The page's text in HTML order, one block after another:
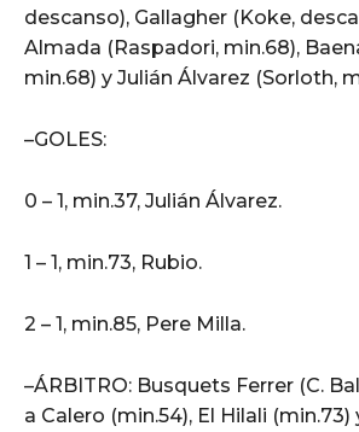
descanso), Gallagher (Koke,
Almada (Raspadori, min.68),
min.68) y Julián Álvarez (Sorloth,
–GOLES:
0 – 1, min.37, Julián Álvarez.
1 – 1, min.73, Rubio.
2 – 1, min.85, Pere Milla.
–ÁRBITRO: Busquets Ferrer (C.
a Calero (min.54), El Hilali (min.73)